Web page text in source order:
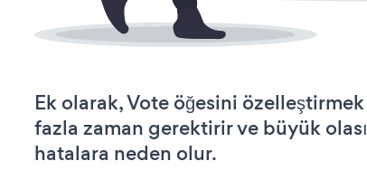
Ek olarak, Vote öğesini
fazla zaman gerektirir ve büyük
hatalara neden olur.